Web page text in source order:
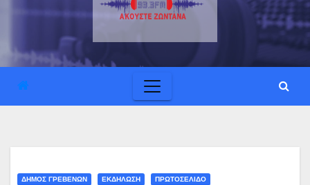
ΔΗΜΟΣ ΓΡΕΒΕΝΩΝ ΕΚΔΗΛΩΣΗ ΠΡΩΤΟΣΕΛΙΔΟ